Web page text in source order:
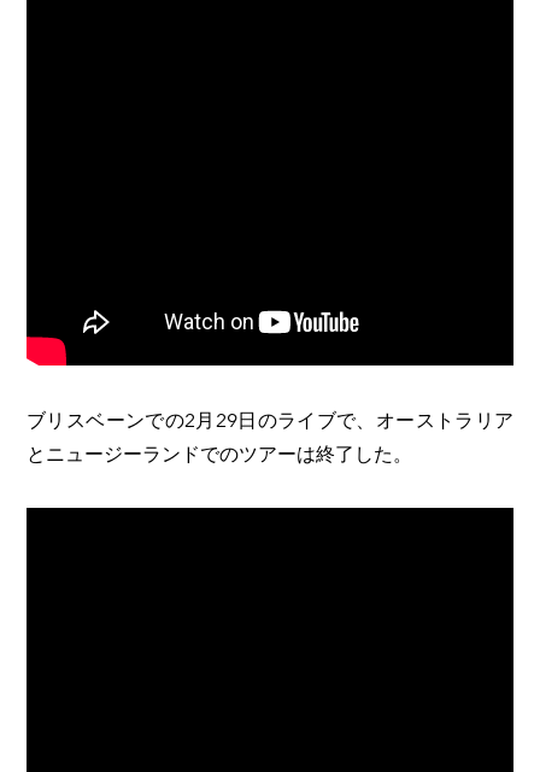
ブリスベーンでの2月29日のライブで、オーストラリア
とニュージーランドでのツアーは終了した。